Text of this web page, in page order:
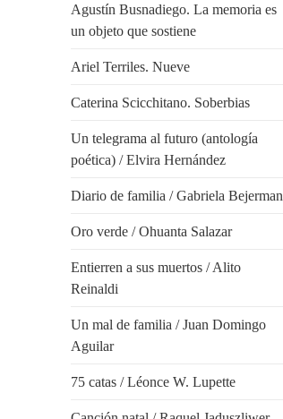
Agustín Busnadiego. La memoria es
un objeto que sostiene
Ariel Terriles. Nueve
Caterina Scicchitano. Soberbias
Un telegrama al futuro (antología
poética) / Elvira Hernández
Diario de familia / Gabriela Bejerman
Oro verde / Ohuanta Salazar
Entierren a sus muertos / Alito
Reinaldi
Un mal de familia / Juan Domingo
Aguilar
75 catas / Léonce W. Lupette